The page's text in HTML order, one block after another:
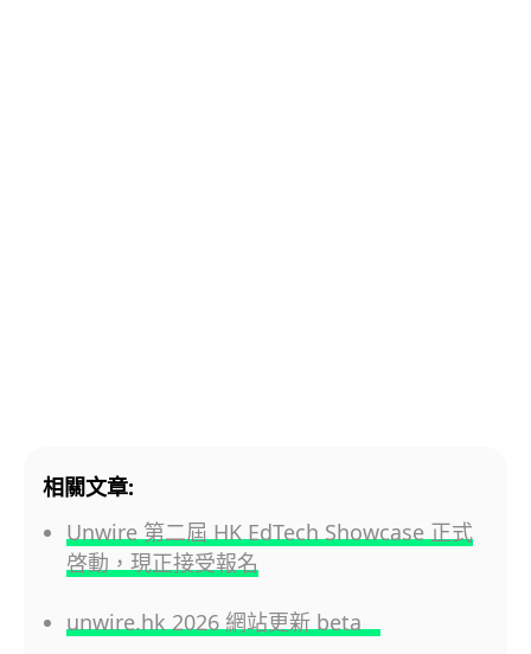
相關文章:
Unwire 第二屆 HK EdTech Showcase 正式
啓動，現正接受報名
unwire.hk 2026 網站更新 beta